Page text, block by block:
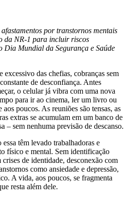
por transtornos mentais
da NR-1 para incluir riscos
Dia Mundial da Segurança e Saúde
excessivo das chefias, cobranças sem
de desconfiança. Antes
o celular já vibra com uma nova
para ir ao cinema, ler um livro ou
aos poucos. As reuniões são tensas, as
extras se acumulam em um banco de
– sem nenhuma previsão de descanso.
têm levado trabalhadoras e
físico e mental. Sem identificação
de identidade, desconexão com
como ansiedade e depressão,
A vida, aos poucos, se fragmenta
resta além dele.